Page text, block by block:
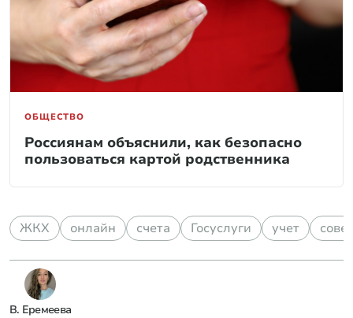
ОБЩЕСТВО
Россиянам объяснили, как безопасно
пользоваться картой родственника
ЖКХ онлайн счета Госуслуги учет
В. Еремеева